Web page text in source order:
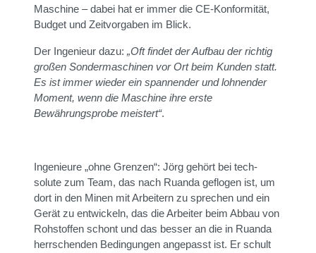
Maschine – dabei hat er immer die CE-Konformität,
Budget und Zeitvorgaben im Blick.
Der Ingenieur dazu: „Oft findet der Aufbau der richtig
großen Sondermaschinen vor Ort beim Kunden statt.
Es ist immer wieder ein spannender und lohnender
Moment, wenn die Maschine ihre erste
Bewährungsprobe meistert“.
Ingenieure „ohne Grenzen“: Jörg gehört bei tech-
solute zum Team, das nach Ruanda geflogen ist, um
dort in den Minen mit Arbeitern zu sprechen und ein
Gerät zu entwickeln, das die Arbeiter beim Abbau von
Rohstoffen schont und das besser an die in Ruanda
herrschenden Bedingungen angepasst ist. Er schult